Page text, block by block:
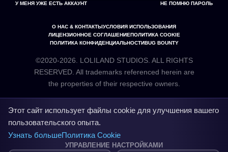
У МЕНЯ УЖЕ ЕСТЬ АККАУНТ НЕ ПОМНЮ ПАРОЛЬ
О НАС & КОНТАКТЫУСЛОВИЯ ИСПОЛЬЗОВАНИЯ
ЛИЦЕНЗИОННОЕ СОГЛАШЕНИЕПОЛИТИКА COOKIE
ПОЛИТИКА КОНФИДЕНЦИАЛЬНОСТИBUG BOUNTY
©2020-2026. LOLILAND STUDIOS. ALL RIGHTS
RESERVED. All trademarks referenced herein are
the properties of their respective owners.
Этот сайт использует файлы cookie для улучшения вашего
пользовательского опыта.
Узнать большеПолитика Cookie
УПРАВЛЕНИЕ НАСТРОЙКАМИ